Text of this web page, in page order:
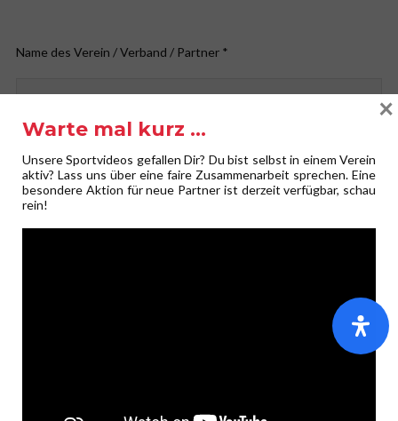
Name des Verein / Verband / Partner *
Ansprechpartner *
eMail Adresse*
Warte mal kurz …
Unsere Sportvideos gefallen Dir? Du bist selbst in einem Verein
aktiv? Lass uns über eine faire Zusammenarbeit sprechen. Eine
besondere Aktion für neue Partner ist derzeit verfügbar, schau
rein!
×